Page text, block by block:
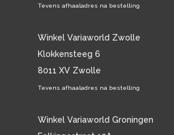
Tevens afhaaladres na bestelling
Winkel Variaworld Zwolle
Klokkensteeg 6
8011 XV Zwolle
Tevens afhaaladres na bestelling
Winkel Variaworld Groningen